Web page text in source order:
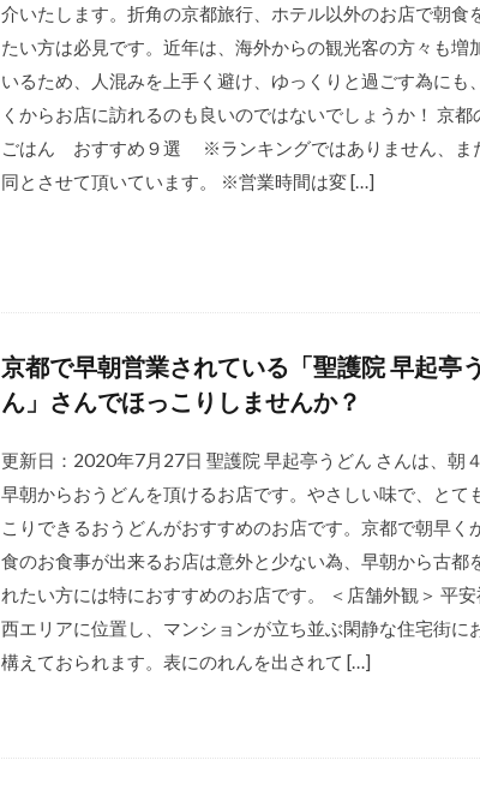
介いたします。折角の京都旅行、ホテル以外のお店で朝食
たい方は必見です。近年は、海外からの観光客の方々も増
いるため、人混みを上手く避け、ゆっくりと過ごす為にも
くからお店に訪れるのも良いのではないでしょうか！ 京都
ごはん おすすめ９選 ※ランキングではありません、ま
同とさせて頂いています。 ※営業時間は変 […]
京都で早朝営業されている「聖護院 早起亭
ん」さんでほっこりしませんか？
更新日：2020年7月27日 聖護院 早起亭うどん さんは、朝
早朝からおうどんを頂けるお店です。やさしい味で、とて
こりできるおうどんがおすすめのお店です。京都で朝早く
食のお食事が出来るお店は意外と少ない為、早朝から古都
れたい方には特におすすめのお店です。 ＜店舗外観＞ 平
西エリアに位置し、マンションが立ち並ぶ閑静な住宅街に
構えておられます。表にのれんを出されて […]